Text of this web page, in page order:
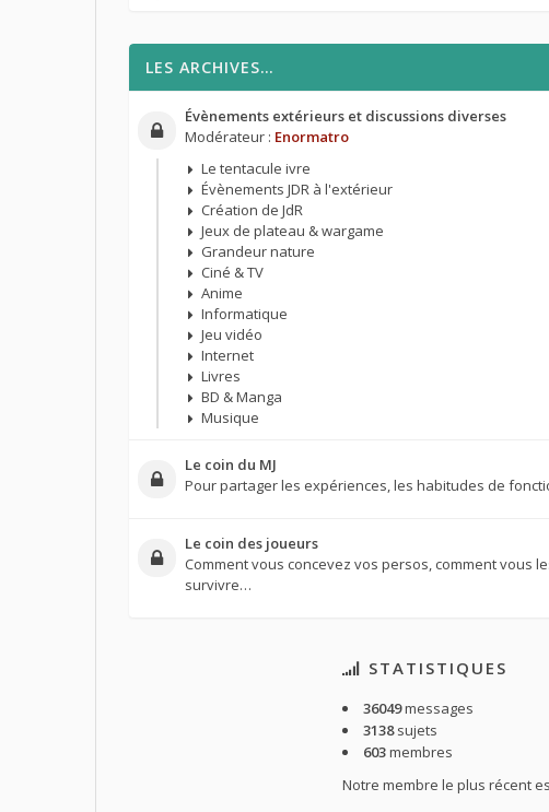
LES ARCHIVES…
Évènements extérieurs et discussions diverses
Modérateur : Enormatro
Le tentacule ivre
Évènements JDR à l'extérieur
Création de JdR
Jeux de plateau & wargame
Grandeur nature
Ciné & TV
Anime
Informatique
Jeu vidéo
Internet
Livres
BD & Manga
Musique
Le coin du MJ
Pour partager les expériences, les habitudes de
Le coin des joueurs
Comment vous concevez vos persos, comment vous
survivre…
STATISTIQUES
36049messages
3138sujets
603membres
Notre membre le plus récent